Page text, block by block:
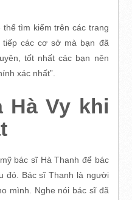
tìm kiếm trên các trang
các cơ sở mà bạn đã
tốt nhất các bạn nên
xác nhất”.
Hà Vy khi
bác sĩ Hà Thanh để bác
đó. Bác sĩ Thanh là người
mình. Nghe nói bác sĩ đã